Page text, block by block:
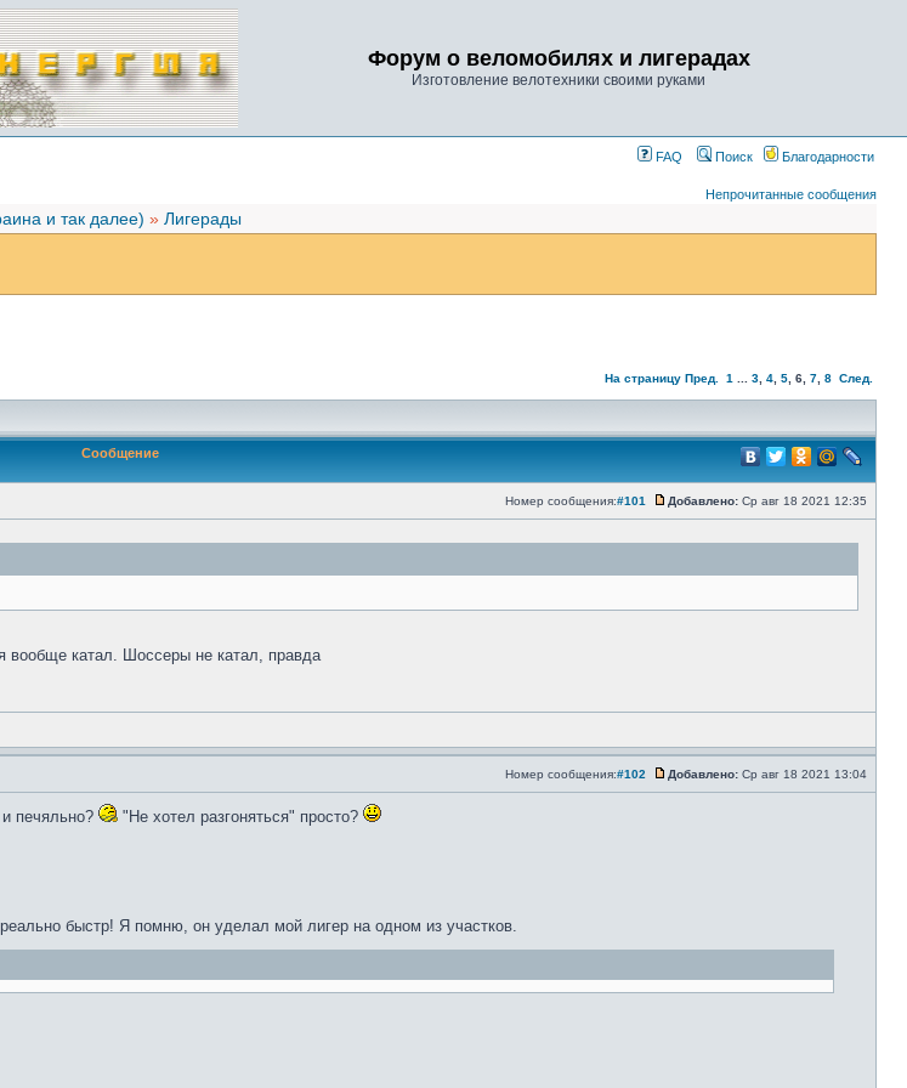
Форум о веломобилях и лигерадах
Изготовление велотехники своими руками
FAQ Поиск Благодарности
Непрочитанные сообщения
и так далее) » Лигерады
На страницу Пред. 1 3 4 5 6 7 8 След.
Сообщение
Номер сообщения:#101 Добавлено: Ср авг 18 2021 12:35
вообще катал. Шоссеры не катал, правда
Номер сообщения:#102 Добавлено: Ср авг 18 2021 13:04
печяльно?
"Не хотел разгоняться" просто?
быстр! Я помню, он уделал мой лигер на одном из участков.